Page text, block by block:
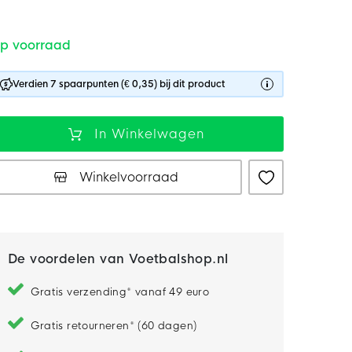
voorraad
Verdien 7 spaarpunten (€ 0,35) bij dit product
In Winkelwagen
Winkelvoorraad
De voordelen van Voetbalshop.nl
Gratis verzending* vanaf 49 euro
Gratis retourneren* (60 dagen)